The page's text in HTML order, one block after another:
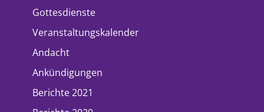
Gottesdienste
Veranstaltungskalender
Andacht
Ankündigungen
Berichte 2021